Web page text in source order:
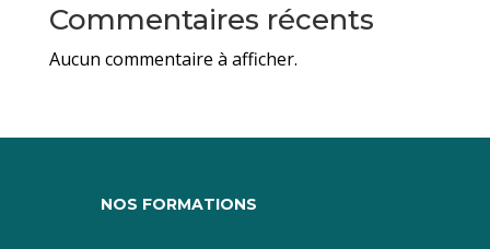
Commentaires récents
Aucun commentaire à afficher.
NOS FORMATIONS